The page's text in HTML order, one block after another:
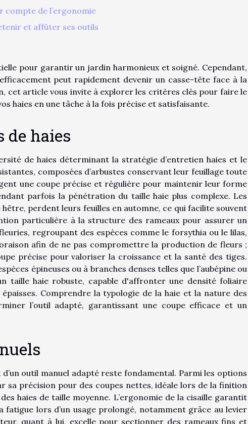
compte de l’ergonomie
et affûter ses outils
pour garantir un jardin harmonieux et soigné. Cependant,
peut rapidement devenir un casse-tête face à la
cet article vous invite à explorer les critères clés pour faire le
haies en une tâche à la fois précise et satisfaisante.
de haies
de haies déterminant la stratégie d’entretien haies et le
composées d’arbustes conservant leur feuillage toute
une coupe précise et régulière pour maintenir leur forme
parfois la pénétration du taille haie plus complexe. Les
hêtre, perdent leurs feuilles en automne, ce qui facilite souvent
particulière à la structure des rameaux pour assurer un
regroupant des espèces comme le forsythia ou le lilas,
afin de ne pas compromettre la production de fleurs ;
précise pour valoriser la croissance et la santé des tiges.
épineuses ou à branches denses telles que l’aubépine ou
taille haie robuste, capable d'affronter une densité foliaire
Comprendre la typologie de la haie et la nature des
l’outil adapté, garantissant une coupe efficace et un
outil manuel adapté reste fondamental. Parmi les options
sa précision pour des coupes nettes, idéale lors de la finition
haies de taille moyenne. L’ergonomie de la cisaille garantit
lors d’un usage prolongé, notamment grâce au levier
quant à lui, excelle pour sectionner des rameaux fins et